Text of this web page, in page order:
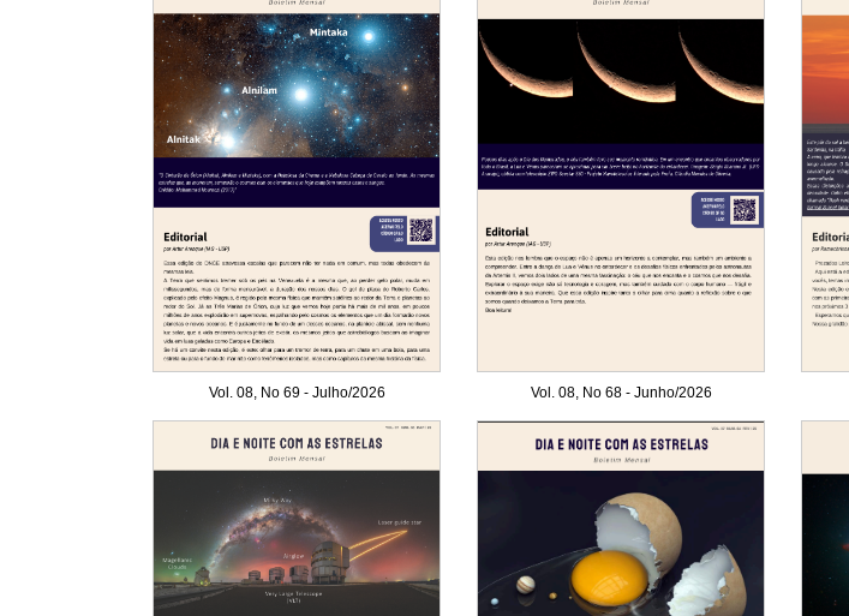
Vol. 08, No 69 - Julho/2026 Vol. 08, No 68 - Junho/2026